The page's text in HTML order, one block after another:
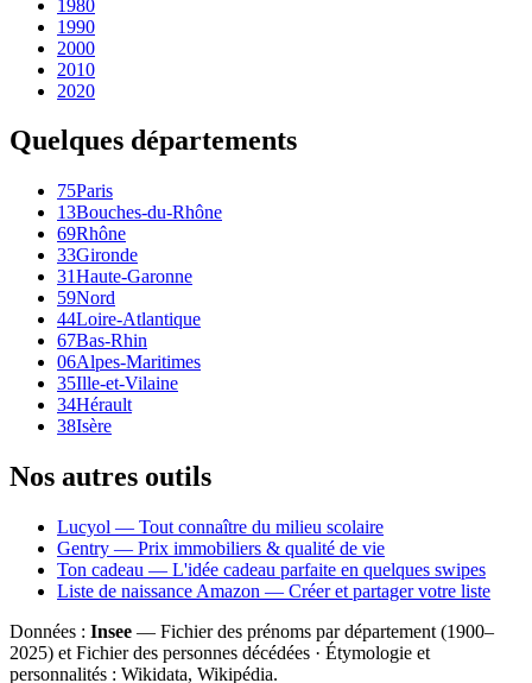
1980
1990
2000
2010
2020
Quelques départements
75Paris
13Bouches-du-Rhône
69Rhône
33Gironde
31Haute-Garonne
59Nord
44Loire-Atlantique
67Bas-Rhin
06Alpes-Maritimes
35Ille-et-Vilaine
34Hérault
38Isère
Nos autres outils
Lucyol — Tout connaître du milieu scolaire
Gentry — Prix immobiliers & qualité de vie
Ton cadeau — L'idée cadeau parfaite en quelques swipes
Liste de naissance Amazon — Créer et partager votre liste
Données : Insee — Fichier des prénoms par département (1900–
2025) et Fichier des personnes décédées · Étymologie et
personnalités : Wikidata, Wikipédia.